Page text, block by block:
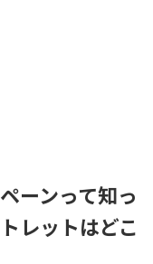
ーンって知っ
レットはどこ